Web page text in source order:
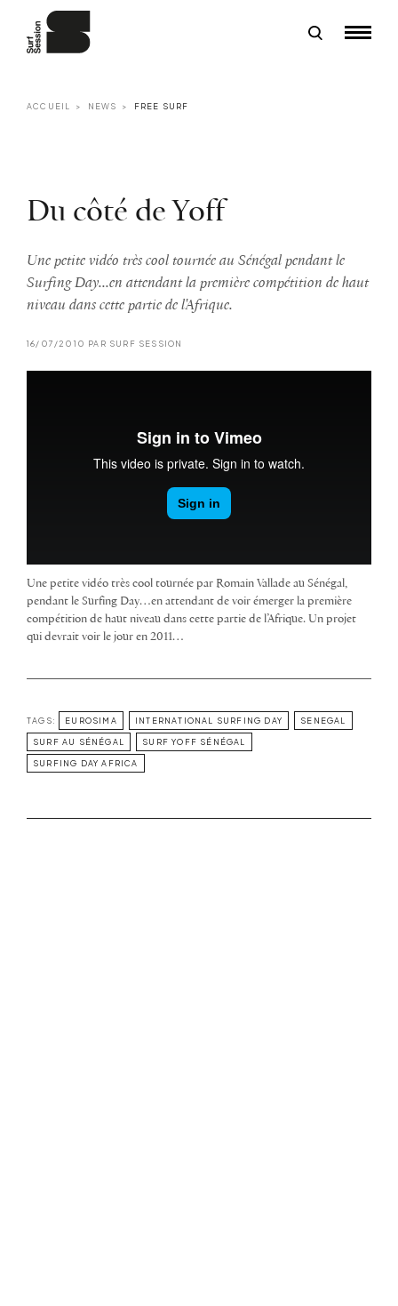
ACCUEIL NEWS FREE SURF
Du côté de Yoff
Une petite vidéo très cool tournée au Sénégal pendant le
Surfing Day...en attendant la première compétition de haut
niveau dans cette partie de l'Afrique.
16/07/2010 PAR SURF SESSION
Une petite vidéo très cool tournée par Romain Vallade au Sénégal,
pendant le Surfing Day…en attendant de voir émerger la première
compétition de haut niveau dans cette partie de l’Afrique. Un projet
qui devrait voir le jour en 2011…
TAGS: EUROSIMA INTERNATIONAL SURFING DAY SENEGAL
SURF AU SÉNÉGAL SURF YOFF SÉNÉGAL
SURFING DAY AFRICA